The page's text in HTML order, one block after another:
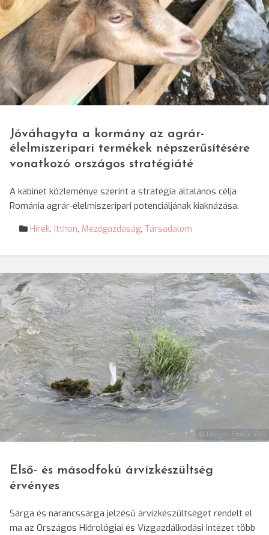
© Darvas Enikő/SRR
Jóváhagyta a kormány az agrár-
élelmiszeripari termékek népszerűsítésére
vonatkozó országos stratégiáté
A kabinet közleménye szerint a stratégia általános célja
Románia agrár-élelmiszeripari potenciáljának kiaknázása.
Hírek, Itthon, Mezőgazdaság, Társadalom
© Darvas Enikő/SRR
Első- és másodfokú árvízkészültség
érvényes
Sárga és narancssárga jelzésű árvízkészültséget rendelt el
ma az Országos Hidrológiai és Vízgazdálkodási Intézet több